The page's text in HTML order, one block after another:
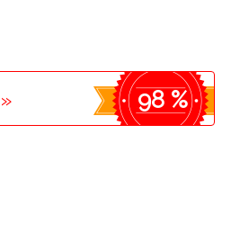
98 %